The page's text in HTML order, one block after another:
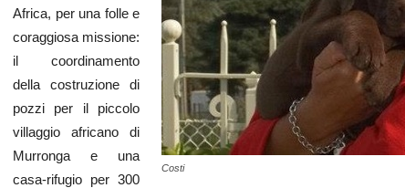
Costi
Africa, per una folle e
coraggiosa missione:
il coordinamento
della costruzione di
pozzi per il piccolo
villaggio africano di
Murronga e una
casa-rifugio per 300